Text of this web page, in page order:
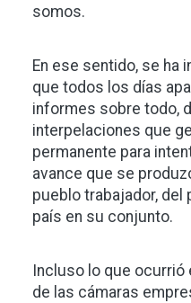
somos.
En ese sentido, se ha
que todos los días
informes sobre todo,
interpelaciones que
permanente para
avance que se
pueblo trabajador, del
país en su conjunto.
Incluso lo que ocurrió
de las cámaras